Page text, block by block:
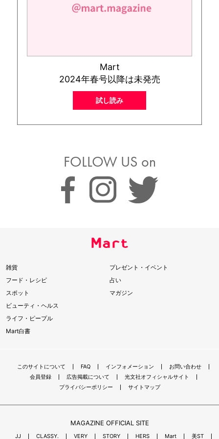
Mart
2024年春号以降は未発売
試し読み
FOLLOW US on
雑貨
フード・レシピ
スポット
ビューティ・ヘルス
ライフ・ピープル
Mart白書
プレゼント・イベント
占い
マガジン
このサイトについて FAQ インフォメーション
お問い合わせ
会員登録
広告掲載について
光文社オフィシャルサイト
プライバシーポリシー
サイトマップ
MAGAZINE OFFICIAL SITE
JJ CLASSY. VERY STORY HERS Mart 美ST